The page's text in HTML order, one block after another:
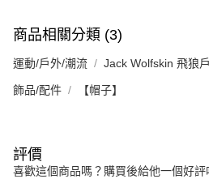
商品相關分類 (3)
運動/戶外/潮流 Jack Wolfskin 飛狼
飾品/配件 【帽子】
評價
喜歡這個商品嗎？購買後給他一個好評